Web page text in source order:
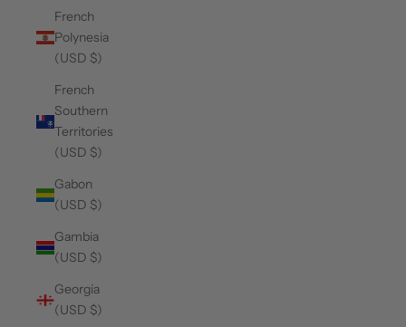
French
Polynesia
(USD $)
French
Southern
Territories
(USD $)
Gabon
(USD $)
Gambia
(USD $)
Georgia
(USD $)